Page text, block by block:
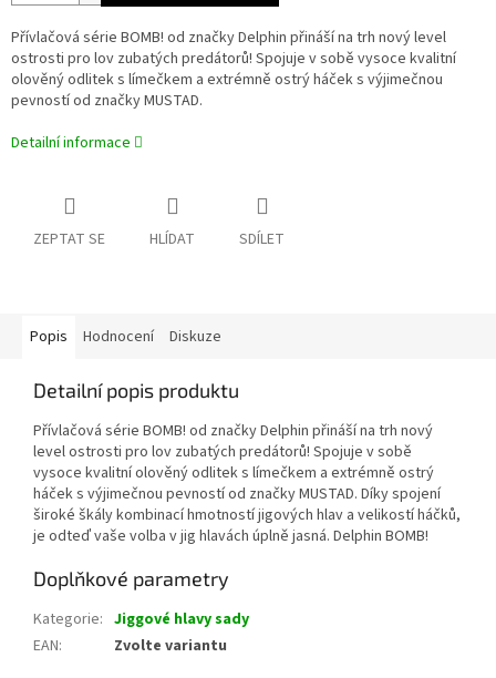
Přívlačová série BOMB! od značky Delphin přináší na trh nový level
ostrosti pro lov zubatých predátorů! Spojuje v sobě vysoce kvalitní
olověný odlitek s límečkem a extrémně ostrý háček s výjimečnou
pevností od značky MUSTAD.
Detailní informace
ZEPTAT SE HLÍDAT SDÍLET
Popis Hodnocení Diskuze
Detailní popis produktu
Přívlačová série BOMB! od značky Delphin přináší na trh nový
level ostrosti pro lov zubatých predátorů! Spojuje v sobě
vysoce kvalitní olověný odlitek s límečkem a extrémně ostrý
háček s výjimečnou pevností od značky MUSTAD. Díky spojení
široké škály kombinací hmotností jigových hlav a velikostí háčků,
je odteď vaše volba v jig hlavách úplně jasná. Delphin BOMB!
Doplňkové parametry
Kategorie: Jiggové hlavy sady
EAN: Zvolte variantu